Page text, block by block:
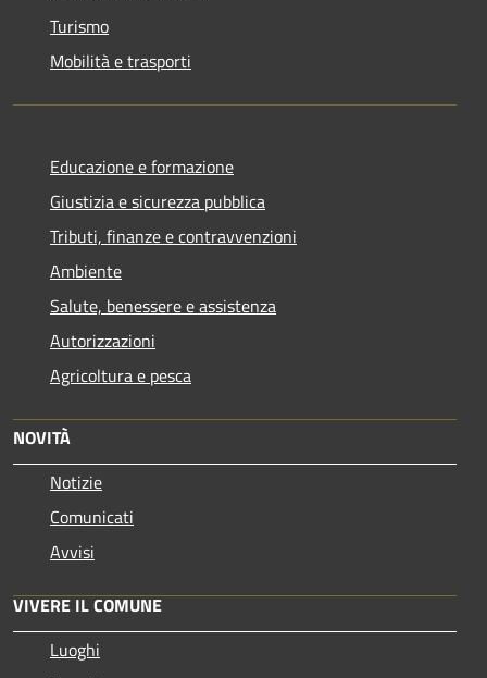
Turismo
Mobilità e trasporti
Educazione e formazione
Giustizia e sicurezza pubblica
Tributi, finanze e contravvenzioni
Ambiente
Salute, benessere e assistenza
Autorizzazioni
Agricoltura e pesca
NOVITÀ
Notizie
Comunicati
Avvisi
VIVERE IL COMUNE
Luoghi